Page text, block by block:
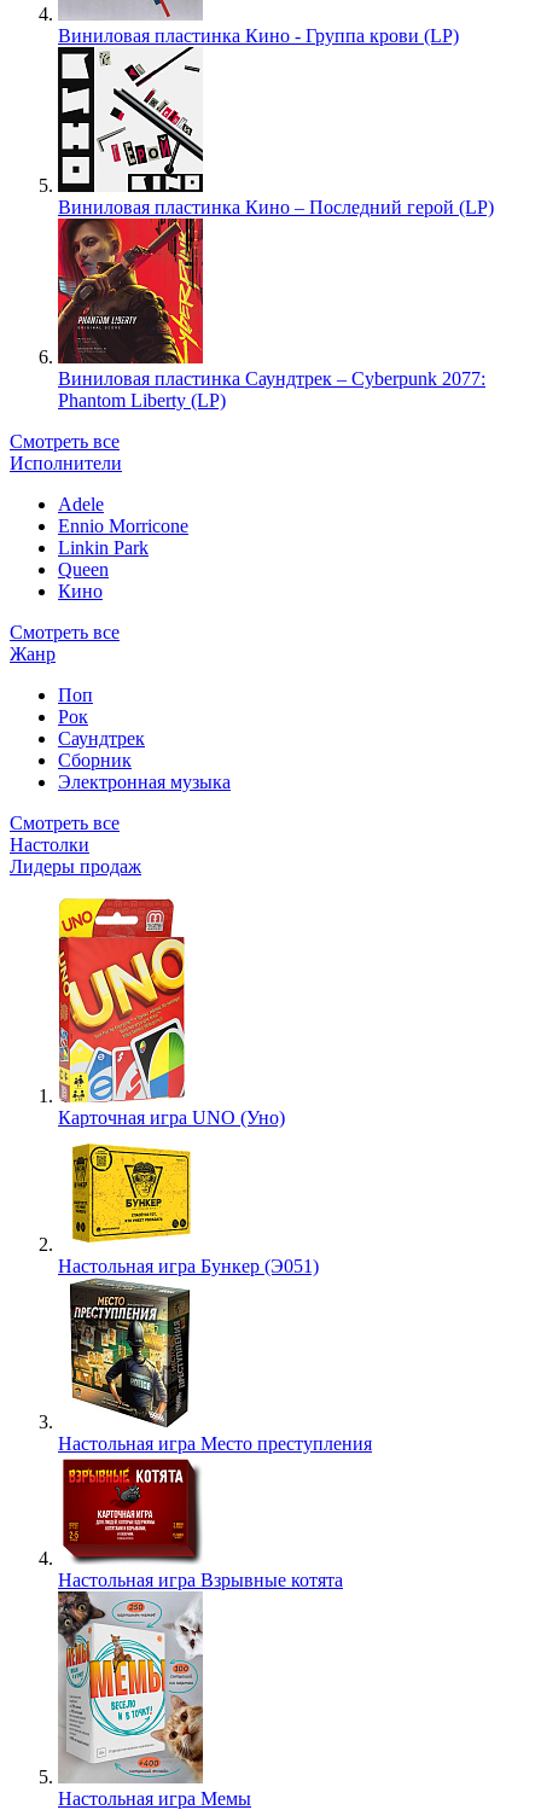
Виниловая пластинка Кино - Группа крови (LP)
Виниловая пластинка Кино – Последний герой (LP)
Виниловая пластинка Саундтрек – Cyberpunk 2077:
Phantom Liberty (LP)
Смотреть все
Исполнители
Adele
Ennio Morricone
Linkin Park
Queen
Кино
Смотреть все
Жанр
Поп
Рок
Саундтрек
Сборник
Электронная музыка
Смотреть все
Настолки
Лидеры продаж
Карточная игра UNO (Уно)
Настольная игра Бункер (Э051)
Настольная игра Место преступления
Настольная игра Взрывные котята
Настольная игра Мемы